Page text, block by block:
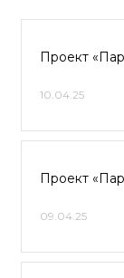
Проект
10.04.25
Проект
09.04.25